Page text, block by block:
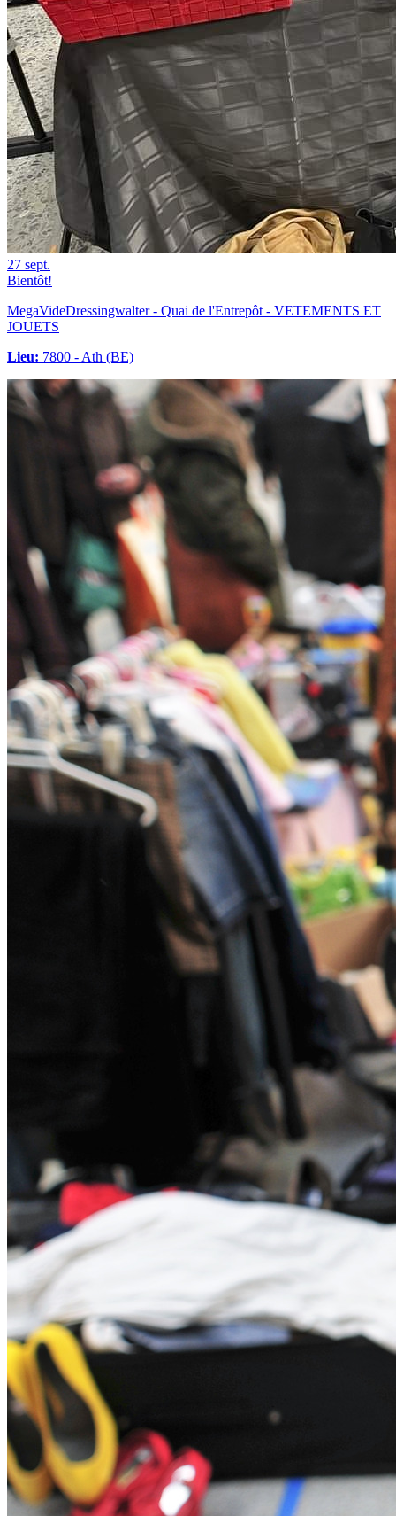
27 sept.
Bientôt!
MegaVideDressingwalter - Quai de l'Entrepôt - VETEMENTS ET
JOUETS
Lieu: 7800 - Ath (BE)